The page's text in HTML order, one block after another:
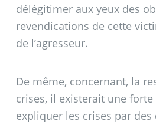
délégitimer aux yeux des
revendications de cette
de l’agresseur.
De même, concernant, la
crises, il existerait une forte
expliquer les crises par des